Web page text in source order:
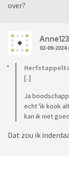
over?
02-09-2024
[..]
Ja
echt 'ik kook
kan ik niet
Dat zou ik